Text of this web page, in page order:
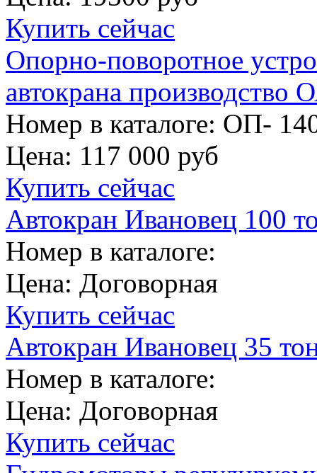
Купить сейчас
Опорно-поворотное
автокрана производство
Номер в каталоге: ОП-
Цена: 117 000 руб
Купить сейчас
Автокран Ивановец 100
Номер в каталоге:
Цена: Договорная
Купить сейчас
Автокран Ивановец 35
Номер в каталоге:
Цена: Договорная
Купить сейчас